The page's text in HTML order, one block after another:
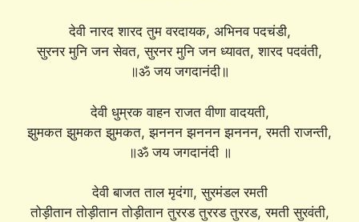
देवी नारद शारद तुम वरदायक, अभिनव पदचंडी,
सुरनर मुनि जन सेवत, सुरनर मुनि जन ध्यावत, शारद पदवंती,
॥ॐ जय जगदानंदी॥
देवी धुम्रक वाहन राजत वीणा वादयती,
झुमकत झुमकत झुमकत, झननन झननन झननन, रमती राजन्ती,
॥ॐ जय जगदानंदी ॥
देवी बाजत ताल मृदंगा, सुरमंडल रमती
तोड़ीतान तोड़ीतान तोड़ीतान तुररड तुररड तुररड, रमती सुरवंती,